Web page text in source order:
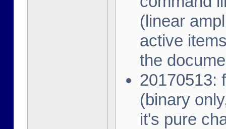
(linear
active
the
20170513:
(binary
it's pure